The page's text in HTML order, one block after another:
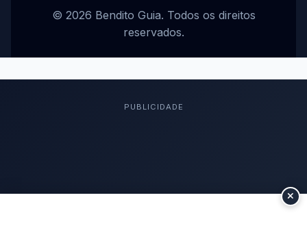
© 2026 Bendito Guia. Todos os direitos
reservados.